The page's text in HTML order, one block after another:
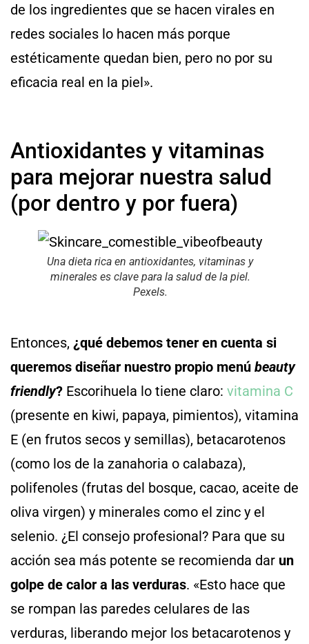
de los ingredientes que se hacen virales en
redes sociales lo hacen más porque
estéticamente quedan bien, pero no por su
eficacia real en la piel».
Antioxidantes y vitaminas
para mejorar nuestra salud
(por dentro y por fuera)
Una dieta rica en antioxidantes, vitaminas y
minerales es clave para la salud de la piel.
Pexels.
Entonces, ¿qué debemos tener en cuenta si
queremos diseñar nuestro propio menú beauty
friendly? Escorihuela lo tiene claro: vitamina C
(presente en kiwi, papaya, pimientos), vitamina
E (en frutos secos y semillas), betacarotenos
(como los de la zanahoria o calabaza),
polifenoles (frutas del bosque, cacao, aceite de
oliva virgen) y minerales como el zinc y el
selenio. ¿El consejo profesional? Para que su
acción sea más potente se recomienda dar un
golpe de calor a las verduras. «Esto hace que
se rompan las paredes celulares de las
verduras, liberando mejor los betacarotenos y